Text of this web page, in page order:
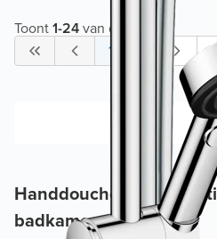
Toont1-24van de
1
Handdouche set:
badkamer